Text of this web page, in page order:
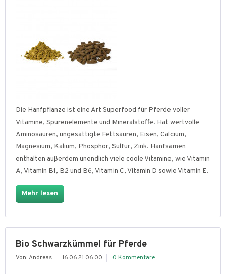
Die Hanfpflanze ist eine Art Superfood für Pferde voller
Vitamine, Spurenelemente und Mineralstoffe. Hat wertvolle
Aminosäuren, ungesättigte Fettsäuren, Eisen, Calcium,
Magnesium, Kalium, Phosphor, Sulfur, Zink. Hanfsamen
enthalten außerdem unendlich viele coole Vitamine, wie Vitamin
A, Vitamin B1, B2 und B6, Vitamin C, Vitamin D sowie Vitamin E.
Mehr lesen
Bio Schwarzkümmel für Pferde
Von: Andreas 16.06.21 06:00 0 Kommentare